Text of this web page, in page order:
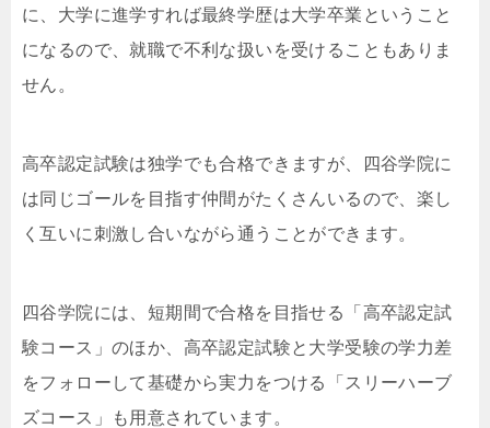
に、大学に進学すれば最終学歴は大学卒業ということ
になるので、就職で不利な扱いを受けることもありま
せん。
高卒認定試験は独学でも合格できますが、四谷学院に
は同じゴールを目指す仲間がたくさんいるので、楽し
く互いに刺激し合いながら通うことができます。
四谷学院には、短期間で合格を目指せる「高卒認定試
験コース」のほか、高卒認定試験と大学受験の学力差
をフォローして基礎から実力をつける「スリーハーブ
ズコース」も用意されています。